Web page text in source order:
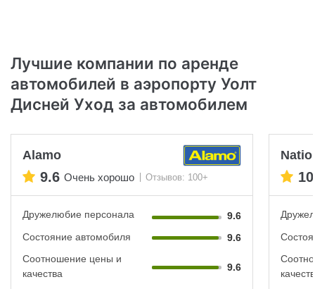
Лучшие компании по аренде
автомобилей в аэропорту Уолт
Дисней Уход за автомобилем
Alamo
9.6 Очень хорошо Отзывов: 100+
Дружелюбие персонала
9.6
Состояние автомобиля
9.6
Соотношение цены и
качества
9.6